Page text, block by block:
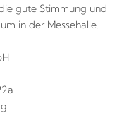
gute Stimmung und
in der Messehalle.